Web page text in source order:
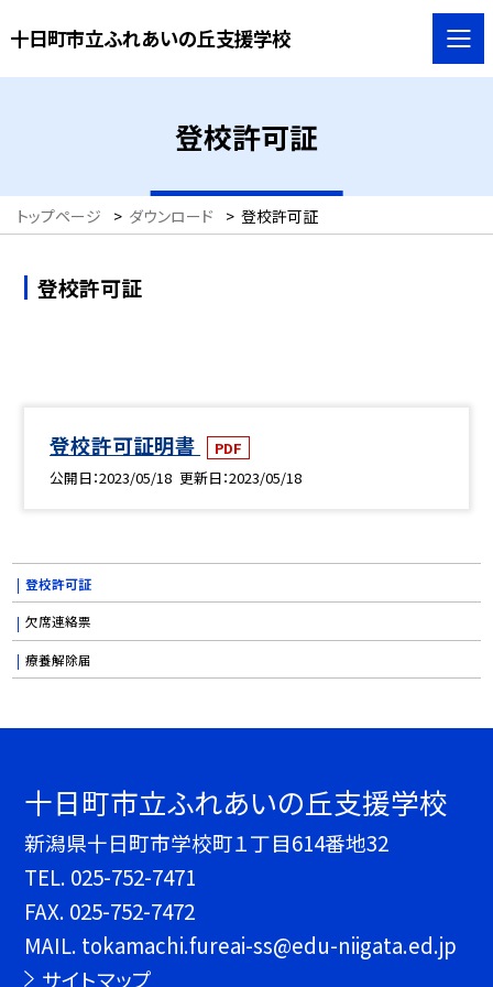
十日町市立ふれあいの丘支援学校
登校許可証
トップページ > ダウンロード > 登校許可証
登校許可証
登校許可証明書
PDF
公開日 2023/05/18 更新日 2023/05/18
登校許可証
欠席連絡票
療養解除届
十日町市立ふれあいの丘支援学校
新潟県十日町市学校町１丁目614番地32
TEL. 025-752-7471
FAX. 025-752-7472
MAIL. tokamachi.fureai-ss@edu-niigata.ed.jp
サイトマップ